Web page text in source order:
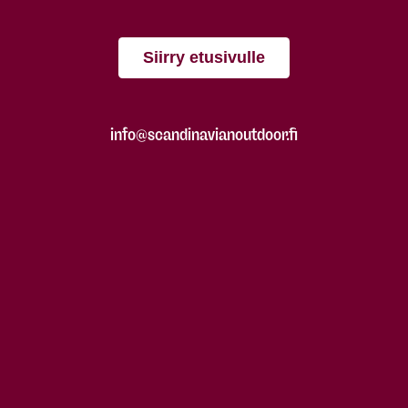
Siirry etusivulle
info@scandinavianoutdoor.fi